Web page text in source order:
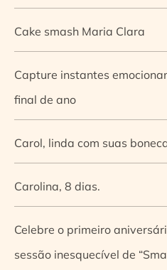
Cake smash Maria Clara
Capture instantes
final de ano
Carol, linda com suas
Carolina, 8 dias.
Celebre o primeiro
sessão inesquecível de